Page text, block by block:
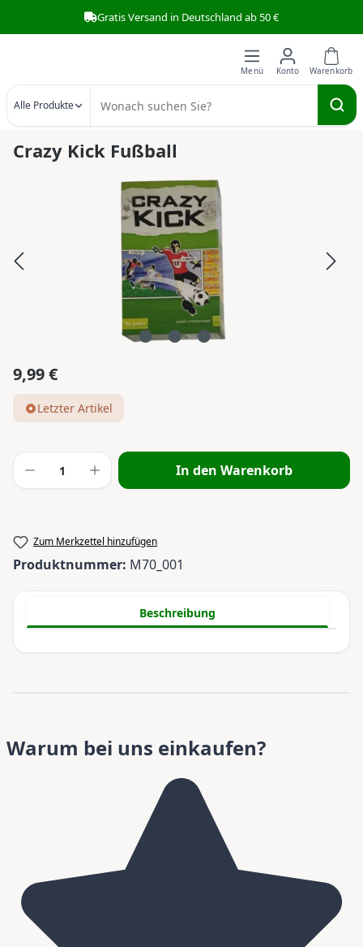
Zum Hauptinhalt springenGratis Versand in Deutschland ab 50 €
Alle Produkte
Crazy Kick Fußball
Bildergalerie überspringen
Regulärer Preis:
9,99 €
Letzter Artikel
Produkt Anzahl: Gib den gewünschten
In den Warenkorb
Zum Merkzettel hinzufügen
Produktnummer: M70_001
Beschreibung
Warum bei uns einkaufen?